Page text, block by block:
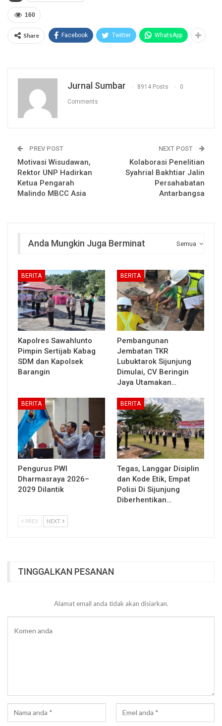
160
Share Facebook Twitter WhatsApp
Jurnal Sumbar 8914 Posts 0
Comments
PREV POST
Motivasi Wisudawan,
Rektor UNP Hadirkan
Ketua Pengarah
Malindo MBCC Asia
NEXT POST
Kolaborasi Penelitian
Syahrial Bakhtiar Jalin
Persahabatan
Antarbangsa
Semua
Anda Mungkin Juga Berminat
BERITA
Kapolres Sawahlunto
Pimpin Sertijab Kabag
SDM dan Kapolsek
Barangin
BERITA
Pembangunan
Jembatan TKR
Lubuktarok Sijunjung
Dimulai, CV Beringin
Jaya Utamakan…
BERITA
Pengurus PWI
Dharmasraya 2026–
2029 Dilantik
BERITA
Tegas, Langgar Disiplin
dan Kode Etik, Empat
Polisi Di Sijunjung
Diberhentikan…
PREV NEXT
TINGGALKAN PESANAN
Alamat email anda tidak akan disiarkan.